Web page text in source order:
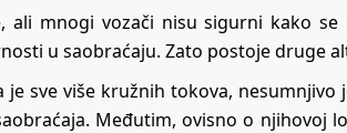
ali mnogi vozači nisu sigurni kako
u saobraćaju. Zato postoje druge
je sve više kružnih tokova,
Međutim, ovisno o njihovoj